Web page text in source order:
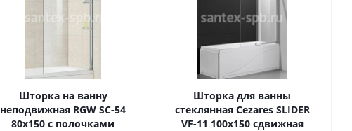
Шторка на ванну
неподвижная RGW SC-54
80х150 с полочками
Шторка для ванны
стеклянная Cezares SLIDER
VF-11 100х150 сдвижная